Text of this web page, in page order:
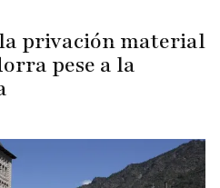
privación material
pese a la